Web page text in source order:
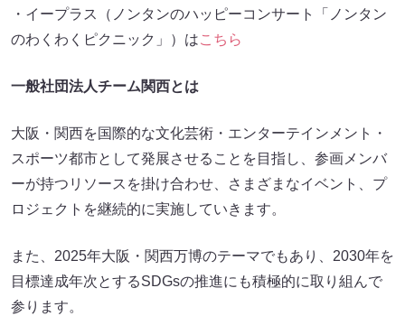
・イープラス（ノンタンのハッピーコンサート「ノンタン
のわくわくピクニック」）はこちら
一般社団法人チーム関西とは
大阪・関西を国際的な文化芸術・エンターテインメント・
スポーツ都市として発展させることを目指し、参画メンバ
ーが持つリソースを掛け合わせ、さまざまなイベント、プ
ロジェクトを継続的に実施していきます。
また、2025年大阪・関西万博のテーマでもあり、2030年を
目標達成年次とするSDGsの推進にも積極的に取り組んで
参ります。